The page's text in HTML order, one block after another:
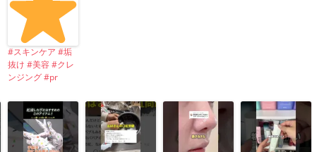
#スキンケア #垢
抜け #美容 #クレ
ンジング #pr